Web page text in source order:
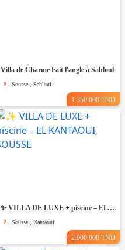
Villa de Charme Fait l'angle à Sahloul
Sousse , Sahloul
1.350.000 TND
​✨ VILLA DE LUXE + piscine – EL KANTAOUI, SOUSSE
Sousse , Kantaoui
2.900.000 TND